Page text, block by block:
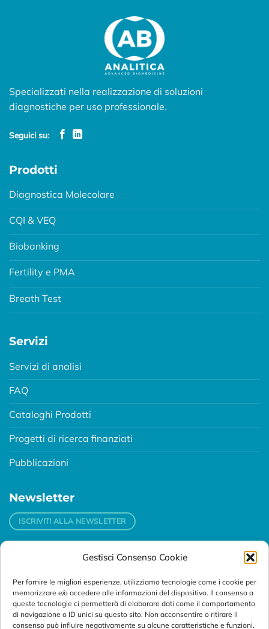
Gestisci Consenso Cookie
Per fornire le migliori esperienze, utilizziamo tecnologie come i cookie per
memorizzare e/o accedere alle informazioni del dispositivo. Il consenso a
queste tecnologie ci permetterà di elaborare dati come il comportamento
di navigazione o ID unici su questo sito. Non acconsentire o ritirare il
consenso può influire negativamente su alcune caratteristiche e funzioni.
Specializzati nella realizzazione di soluzioni
diagnostiche per uso professionale.
Seguici su:
Prodotti
Diagnostica Molecolare
CQI & VEQ
Biobanking
Fertility e PMA
Breath Test
Servizi
Servizi di analisi
FAQ
Cataloghi Prodotti
Progetti di ricerca finanziati
Pubblicazioni
Newsletter
ISCRIVITI ALLA NEWSLETTER
Padova
Via Svizzera, 16 - 35127 Padova (Italy)